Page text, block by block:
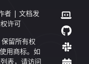
者 | 文档发
许可
留所有权
用商标。如
表，请访问